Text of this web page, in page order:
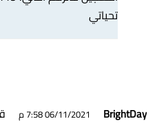
تحياتي
BrightDay 06/11/2021 7:58 م